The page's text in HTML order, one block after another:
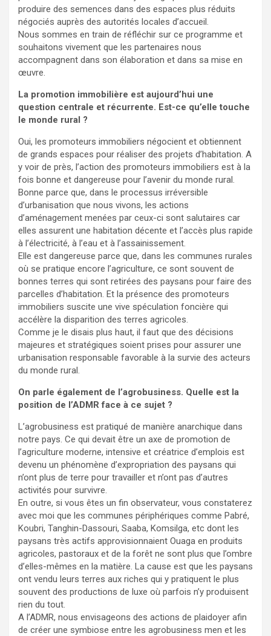
produire des semences dans des espaces plus réduits
négociés auprès des autorités locales d’accueil.
Nous sommes en train de réfléchir sur ce programme et
souhaitons vivement que les partenaires nous
accompagnent dans son élaboration et dans sa mise en
œuvre.
La promotion immobilière est aujourd’hui une
question centrale et récurrente. Est-ce qu’elle touche
le monde rural ?
Oui, les promoteurs immobiliers négocient et obtiennent
de grands espaces pour réaliser des projets d’habitation. A
y voir de près, l’action des promoteurs immobiliers est à la
fois bonne et dangereuse pour l’avenir du monde rural.
Bonne parce que, dans le processus irréversible
d’urbanisation que nous vivons, les actions
d’aménagement menées par ceux-ci sont salutaires car
elles assurent une habitation décente et l’accès plus rapide
à l’électricité, à l’eau et à l’assainissement.
Elle est dangereuse parce que, dans les communes rurales
où se pratique encore l’agriculture, ce sont souvent de
bonnes terres qui sont retirées des paysans pour faire des
parcelles d’habitation. Et la présence des promoteurs
immobiliers suscite une vive spéculation foncière qui
accélère la disparition des terres agricoles.
Comme je le disais plus haut, il faut que des décisions
majeures et stratégiques soient prises pour assurer une
urbanisation responsable favorable à la survie des acteurs
du monde rural.
On parle également de l’agrobusiness. Quelle est la
position de l’ADMR face à ce sujet ?
L’agrobusiness est pratiqué de manière anarchique dans
notre pays. Ce qui devait être un axe de promotion de
l’agriculture moderne, intensive et créatrice d’emplois est
devenu un phénomène d’expropriation des paysans qui
n’ont plus de terre pour travailler et n’ont pas d’autres
activités pour survivre.
En outre, si vous êtes un fin observateur, vous constaterez
avec moi que les communes périphériques comme Pabré,
Koubri, Tanghin-Dassouri, Saaba, Komsilga, etc dont les
paysans très actifs approvisionnaient Ouaga en produits
agricoles, pastoraux et de la forêt ne sont plus que l’ombre
d’elles-mêmes en la matière. La cause est que les paysans
ont vendu leurs terres aux riches qui y pratiquent le plus
souvent des productions de luxe où parfois n’y produisent
rien du tout.
A l’ADMR, nous envisageons des actions de plaidoyer afin
de créer une symbiose entre les agrobusiness men et les